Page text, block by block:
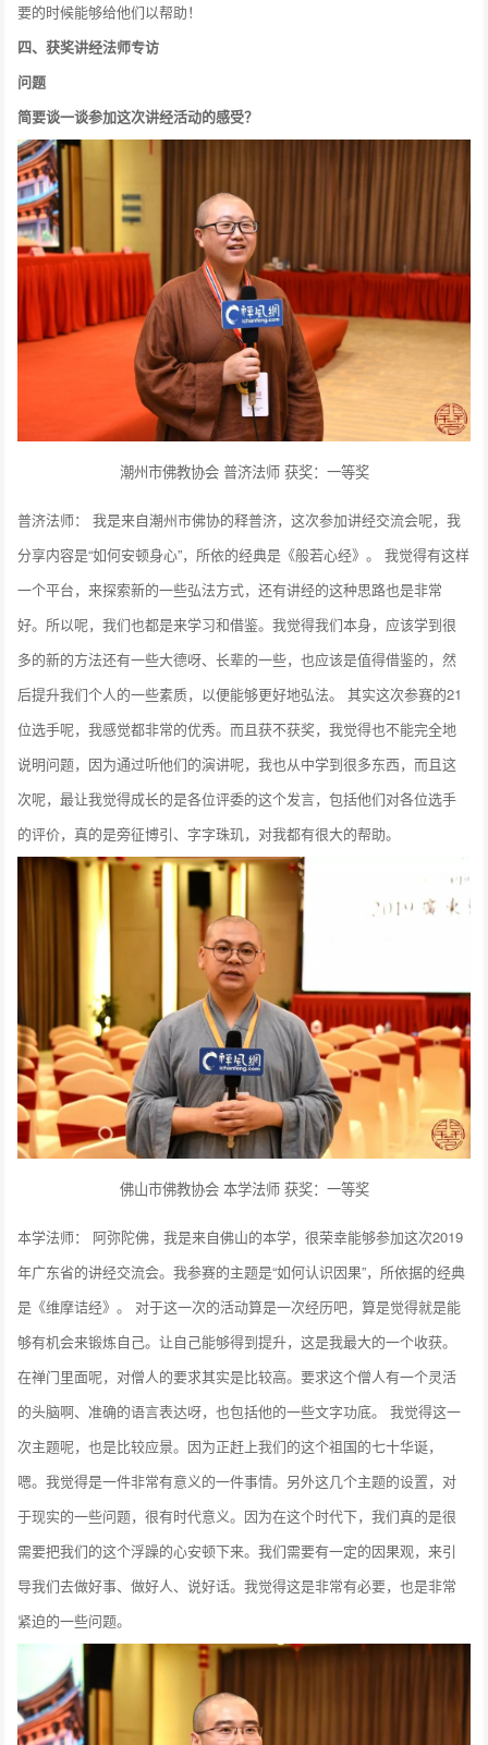
要的时候能够给他们以帮助！
四、获奖讲经法师专访
问题
简要谈一谈参加这次讲经活动的感受？
潮州市佛教协会 普济法师 获奖：一等奖
普济法师： 我是来自潮州市佛协的释普济，这次参加讲经交流会呢，我
分享内容是“如何安顿身心”，所依的经典是《般若心经》。 我觉得有这样
一个平台，来探索新的一些弘法方式，还有讲经的这种思路也是非常
好。所以呢，我们也都是来学习和借鉴。我觉得我们本身，应该学到很
多的新的方法还有一些大德呀、长辈的一些，也应该是值得借鉴的，然
后提升我们个人的一些素质，以便能够更好地弘法。 其实这次参赛的21
位选手呢，我感觉都非常的优秀。而且获不获奖，我觉得也不能完全地
说明问题，因为通过听他们的演讲呢，我也从中学到很多东西，而且这
次呢，最让我觉得成长的是各位评委的这个发言，包括他们对各位选手
的评价，真的是旁征博引、字字珠玑，对我都有很大的帮助。
佛山市佛教协会 本学法师 获奖：一等奖
本学法师： 阿弥陀佛，我是来自佛山的本学，很荣幸能够参加这次2019
年广东省的讲经交流会。我参赛的主题是“如何认识因果”，所依据的经典
是《维摩诘经》。 对于这一次的活动算是一次经历吧，算是觉得就是能
够有机会来锻炼自己。让自己能够得到提升，这是我最大的一个收获。
在禅门里面呢，对僧人的要求其实是比较高。要求这个僧人有一个灵活
的头脑啊、准确的语言表达呀，也包括他的一些文字功底。 我觉得这一
次主题呢，也是比较应景。因为正赶上我们的这个祖国的七十华诞，
嗯。我觉得是一件非常有意义的一件事情。另外这几个主题的设置，对
于现实的一些问题，很有时代意义。因为在这个时代下，我们真的是很
需要把我们的这个浮躁的心安顿下来。我们需要有一定的因果观，来引
导我们去做好事、做好人、说好话。我觉得这是非常有必要，也是非常
紧迫的一些问题。